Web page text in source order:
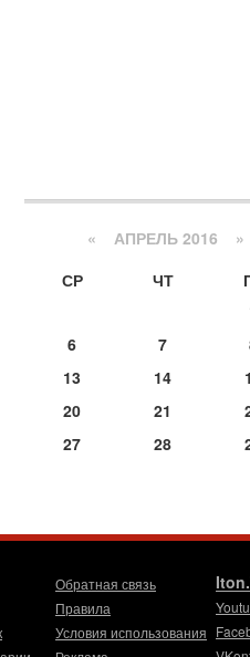
« АПРЕЛЬ 2016 »
СР ЧТ
6 7
13 14
20 21
27 28
Обратная связь
Правила
Условия использования